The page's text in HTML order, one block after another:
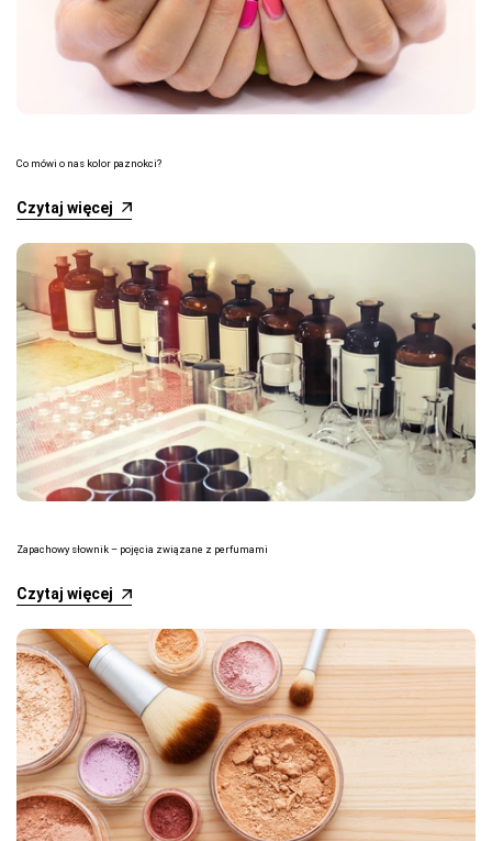
Co mówi o nas kolor paznokci?
Czytaj więcej
Zapachowy słownik – pojęcia związane z perfumami
Czytaj więcej